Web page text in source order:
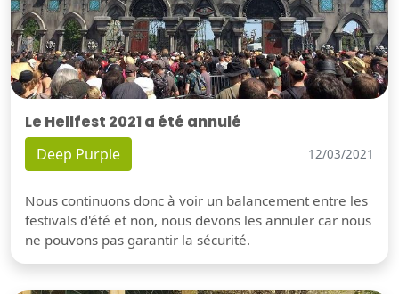
Le Hellfest 2021 a été annulé
Deep Purple 12/03/2021
Nous continuons donc à voir un balancement entre les
festivals d'été et non, nous devons les annuler car nous
ne pouvons pas garantir la sécurité.